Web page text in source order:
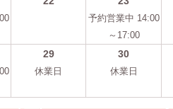
予約営業中 14:00
～17:00
29
休業日
30
休業日